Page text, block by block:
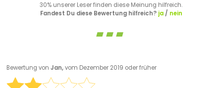
30% unserer Leser finden diese Meinung hilfreich.
Fandest Du diese Bewertung hilfreich? ja/ nein
Bewertung von Jan,vom Dezember 2019 oder früher